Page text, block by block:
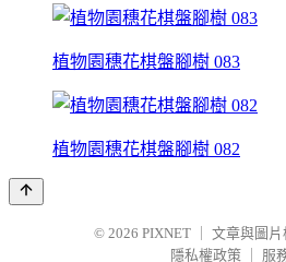
植物園穗花棋盤腳樹 083
植物園穗花棋盤腳樹 082
© 2026 PIXNET
文章與圖
隱私權政策
服